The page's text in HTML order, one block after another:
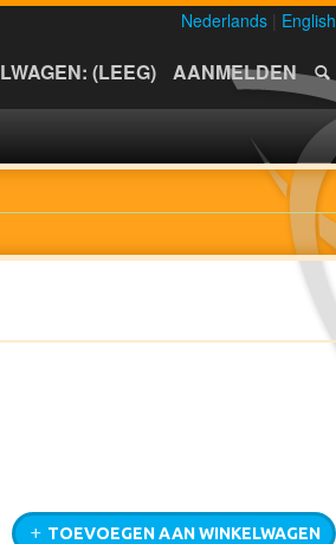
Nederlands English
(LEEG) AANMELDEN
TOEVOEGEN AAN WINKELWAGEN